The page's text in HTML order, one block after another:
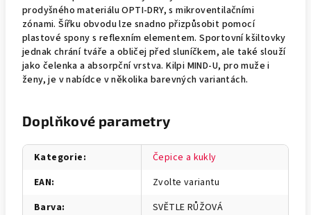
prodyšného materiálu OPTI-DRY, s mikroventilačními
zónami. Šířku obvodu lze snadno přizpůsobit pomocí
plastové spony s reflexním elementem. Sportovní kšiltovky
jednak chrání tváře a obličej před sluníčkem, ale také slouží
jako čelenka a absorpční vrstva. Kilpi MIND-U, pro muže i
ženy, je v nabídce v několika barevných variantách.
Doplňkové parametry
Kategorie:
Čepice a kukly
EAN:
Zvolte variantu
Barva:
SVĚTLE RŮŽOVÁ